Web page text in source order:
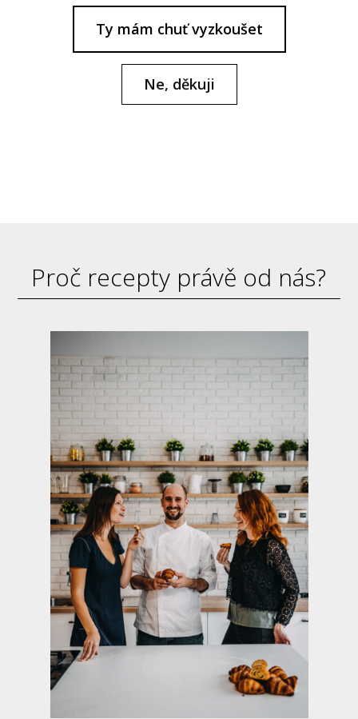
Ty mám chuť vyzkoušet
Ne, děkuji
Proč recepty právě od nás?